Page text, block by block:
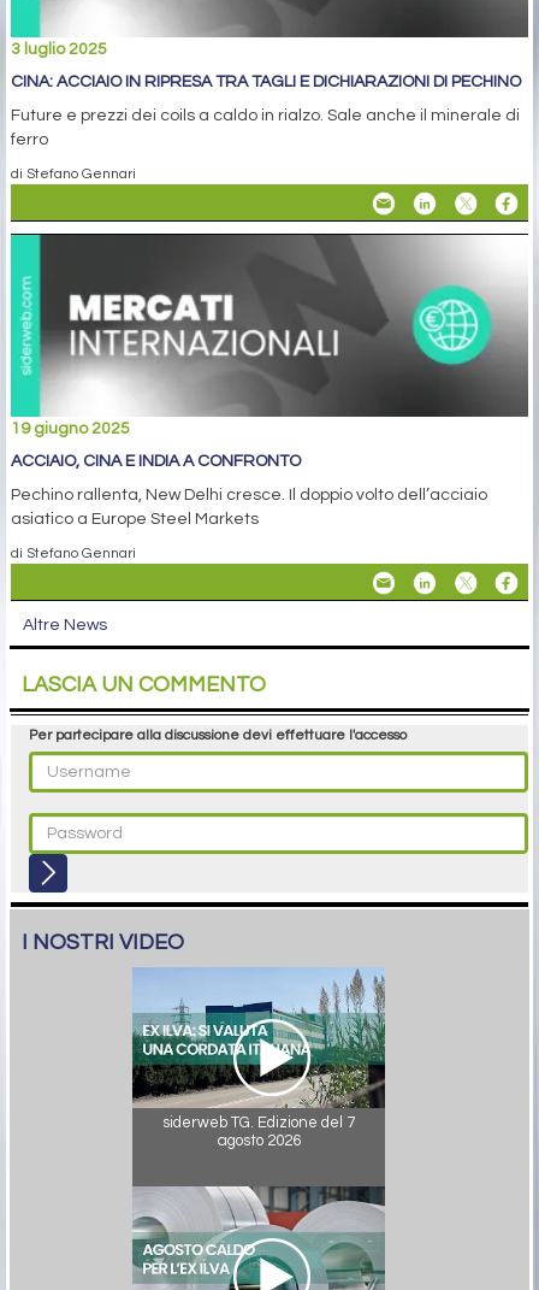
3 luglio 2025
CINA: ACCIAIO IN RIPRESA TRA TAGLI E DICHIARAZIONI DI PECHINO
Future e prezzi dei coils a caldo in rialzo. Sale anche il minerale di
ferro
di Stefano Gennari
19 giugno 2025
ACCIAIO, CINA E INDIA A CONFRONTO
Pechino rallenta, New Delhi cresce. Il doppio volto dell’acciaio
asiatico a Europe Steel Markets
di Stefano Gennari
Altre News
LASCIA UN COMMENTO
Per partecipare alla discussione devi effettuare l'accesso
I NOSTRI VIDEO
siderweb TG. Edizione del 7
agosto 2026